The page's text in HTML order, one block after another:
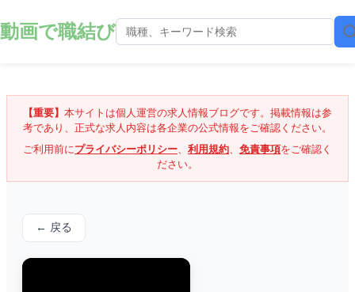
動画で職結び
【重要】 本サイトは個人運営の求人情報ブログです。掲載情報は参
考であり、正式な求人内容は各企業の公式情報をご確認ください。
ご利用前にプライバシーポリシー、 利用規約、 免責事項をご確認く
ださい。
← 戻る